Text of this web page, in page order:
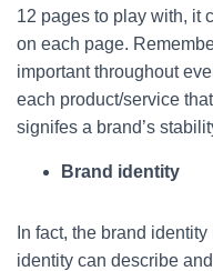
12 pages to play with, it
on each page.
important throughout
each product/service
signifes a brand’s
Brand identity
In fact, the brand
identity can describe